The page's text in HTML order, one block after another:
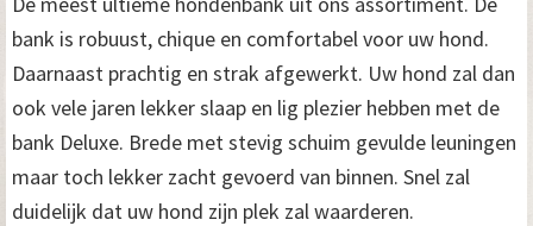
bank is robuust, chique en comfortabel voor uw hond.
Daarnaast prachtig en strak afgewerkt. Uw hond zal dan
ook vele jaren lekker slaap en lig plezier hebben met de
bank Deluxe. Brede met stevig schuim gevulde leuningen
maar toch lekker zacht gevoerd van binnen. Snel zal
duidelijk dat uw hond zijn plek zal waarderen.